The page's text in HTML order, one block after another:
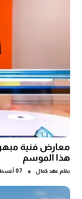
معارض فنية
هذا الموسم
بقلم عهد كمال ● 07 أغسطس 2026